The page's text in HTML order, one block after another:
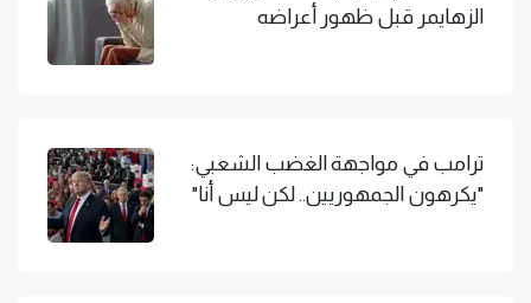
الزهايمر قبل ظهور أعراضه
ترامب في مواجهة الغضب الشعبي:
"يكرهون الجمهوريين.. لكن ليس أنا"